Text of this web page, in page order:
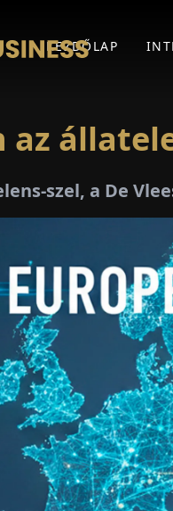
KEZDŐLAP
az
szel, a De